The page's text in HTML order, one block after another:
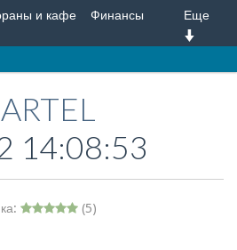
Еще
и кафе Финансы
и отдых Транспорт
Гос. учреждения
14:08:53
(5)